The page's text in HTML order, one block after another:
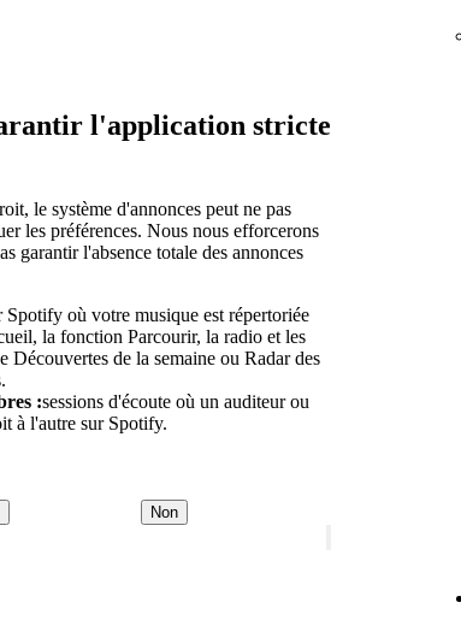
l'application stricte
le système d'annonces peut ne pas
les préférences. Nous nous efforcerons
garantir l'absence totale des annonces
Spotify où votre musique est répertoriée
la fonction Parcourir, la radio et les
de la semaine ou Radar des
:sessions d'écoute où un auditeur ou
à l'autre sur Spotify.
Non